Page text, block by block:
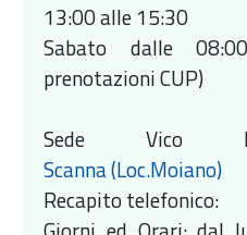
13:00 alle 15:30
Sabato dalle
prenotazioni CUP)
Sede Vico
Scanna (Loc.Moiano)
Recapito telefonico: